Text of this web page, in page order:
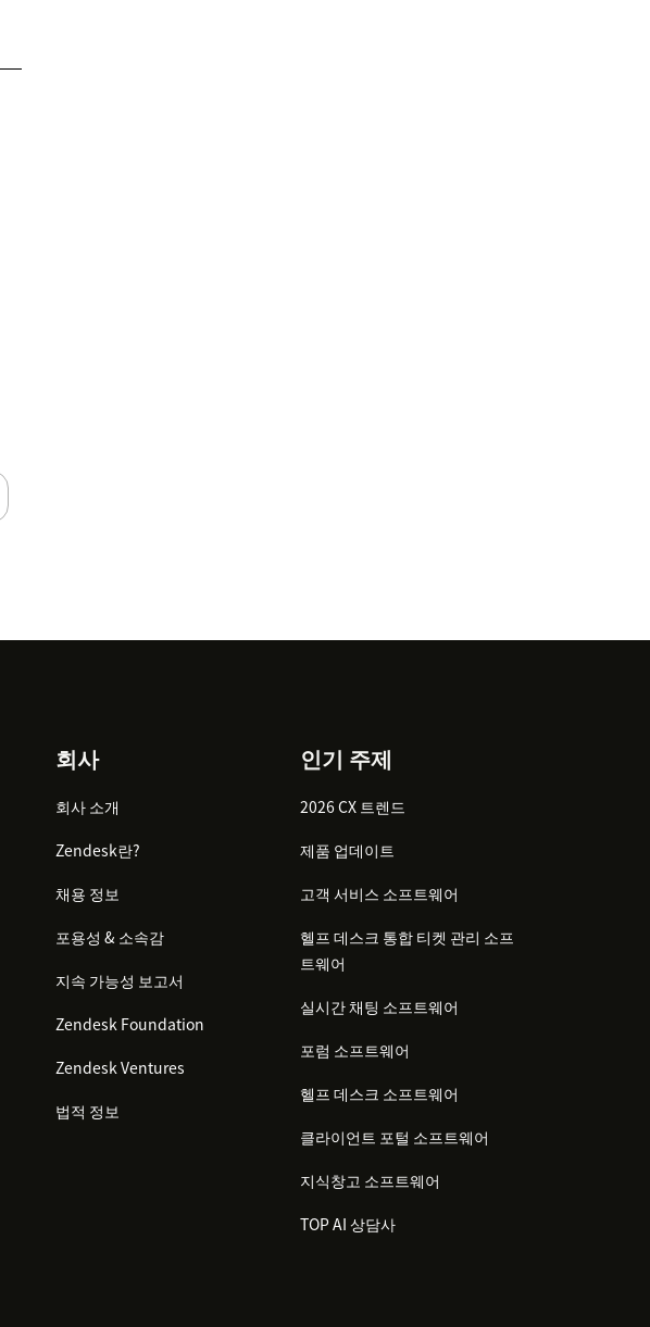
회사
회사 소개
Zendesk란?
채용 정보
포용성 & 소속감
지속 가능성 보고서
Zendesk Foundation
Zendesk Ventures
법적 정보
인기 주제
2026 CX 트렌드
제품 업데이트
고객 서비스 소프트웨어
헬프 데스크 통합 티켓 관리 소프
트웨어
실시간 채팅 소프트웨어
포럼 소프트웨어
헬프 데스크 소프트웨어
클라이언트 포털 소프트웨어
지식창고 소프트웨어
TOP AI 상담사